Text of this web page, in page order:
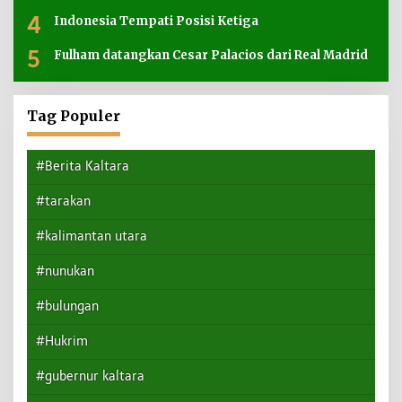
4 Indonesia Tempati Posisi Ketiga
5 Fulham datangkan Cesar Palacios dari Real Madrid
Tag Populer
#Berita Kaltara
#tarakan
#kalimantan utara
#nunukan
#bulungan
#Hukrim
#gubernur kaltara